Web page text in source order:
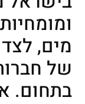
מים,
של
בתחום.